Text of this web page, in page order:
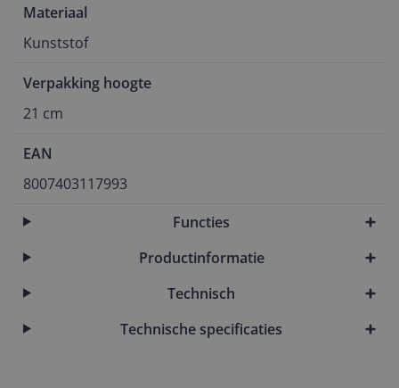
Materiaal
Kunststof
Verpakking hoogte
21 cm
EAN
8007403117993
Functies
Productinformatie
Technisch
Technische specificaties